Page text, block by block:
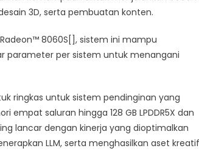
3D, serta pembuatan konten.
Radeon™ 8060S[], sistem ini mampu
parameter per sistem untuk menangani
ringkas untuk sistem pendinginan yang
empat saluran hingga 128 GB LPDDR5X dan
lancar dengan kinerja yang dioptimalkan
LLM, serta menghasilkan aset kreatif